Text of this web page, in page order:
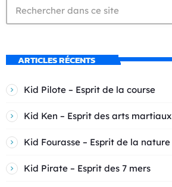
ARTICLES RÉCENTS
Kid Pilote – Esprit de la course
Kid Ken – Esprit des arts martiaux
Kid Fourasse – Esprit de la nature
Kid Pirate – Esprit des 7 mers